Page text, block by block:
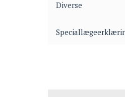
Diverse